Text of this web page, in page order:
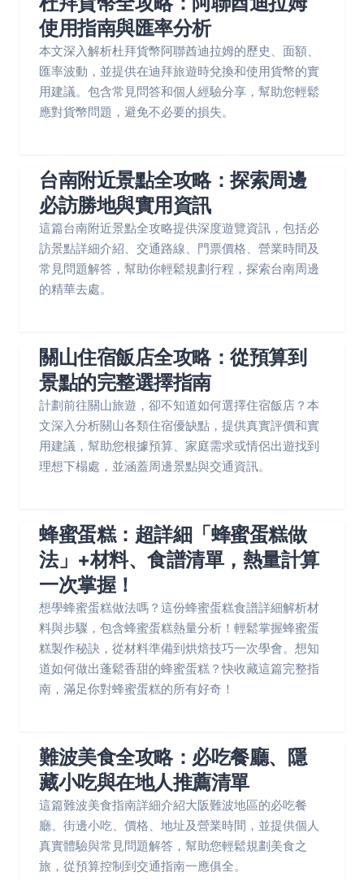
使用指南與匯率分析
本文深入解析杜拜貨幣阿聯酋迪拉姆的歷史、面額、
匯率波動，並提供在迪拜旅遊時兌換和使用貨幣的實
用建議。包含常見問答和個人經驗分享，幫助您輕鬆
應對貨幣問題，避免不必要的損失。
台南附近景點全攻略：探索周邊
必訪勝地與實用資訊
這篇台南附近景點全攻略提供深度遊覽資訊，包括必
訪景點詳細介紹、交通路線、門票價格、營業時間及
常見問題解答，幫助你輕鬆規劃行程，探索台南周邊
的精華去處。
關山住宿飯店全攻略：從預算到
景點的完整選擇指南
計劃前往關山旅遊，卻不知道如何選擇住宿飯店？本
文深入分析關山各類住宿優缺點，提供真實評價和實
用建議，幫助您根據預算、家庭需求或情侶出遊找到
理想下榻處，並涵蓋周邊景點與交通資訊。
蜂蜜蛋糕：超詳細「蜂蜜蛋糕做
法」+材料、食譜清單，熱量計算
一次掌握！
想學蜂蜜蛋糕做法嗎？這份蜂蜜蛋糕食譜詳細解析材
料與步驟，包含蜂蜜蛋糕熱量分析！輕鬆掌握蜂蜜蛋
糕製作秘訣，從材料準備到烘焙技巧一次學會。想知
道如何做出蓬鬆香甜的蜂蜜蛋糕？快收藏這篇完整指
南，滿足你對蜂蜜蛋糕的所有好奇！
難波美食全攻略：必吃餐廳、隱
藏小吃與在地人推薦清單
這篇難波美食指南詳細介紹大阪難波地區的必吃餐
廳、街邊小吃、價格、地址及營業時間，並提供個人
真實體驗與常見問題解答，幫助您輕鬆規劃美食之
旅，從預算控制到交通指南一應俱全。